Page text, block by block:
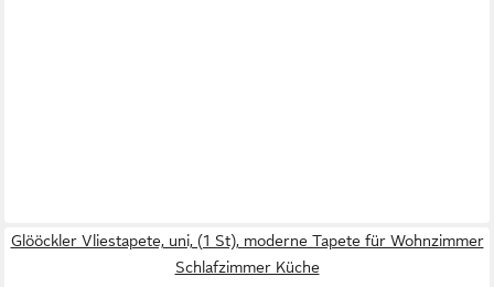
Glööckler Vliestapete, uni, (1 St), moderne Tapete für Wohnzimmer
Schlafzimmer Küche